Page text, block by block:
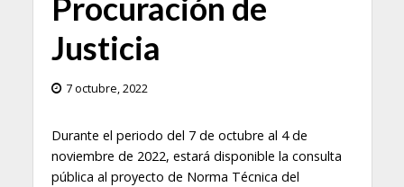
Procuración de
Justicia
7 octubre, 2022
Durante el periodo del 7 de octubre al 4 de
noviembre de 2022, estará disponible la consulta
pública al proyecto de Norma Técnica del